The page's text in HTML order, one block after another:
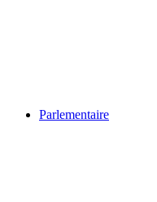
Parlementaire